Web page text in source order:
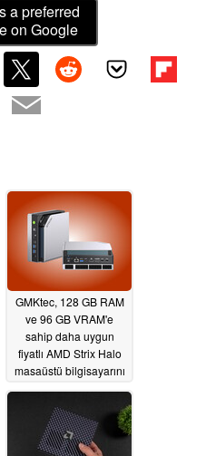
a preferred
on Google
GMKtec, 128 GB RAM
ve 96 GB VRAM'e
sahip daha uygun
fiyatlı AMD Strix Halo
masaüstü bilgisayarını
07/18/2026